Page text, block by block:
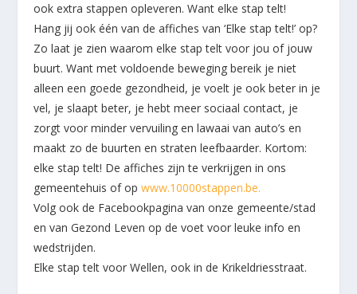
ook extra stappen opleveren. Want elke stap telt!
Hang jij ook één van de affiches van ‘Elke stap telt!’ op?
Zo laat je zien waarom elke stap telt voor jou of jouw
buurt. Want met voldoende beweging bereik je niet
alleen een goede gezondheid, je voelt je ook beter in je
vel, je slaapt beter, je hebt meer sociaal contact, je
zorgt voor minder vervuiling en lawaai van auto’s en
maakt zo de buurten en straten leefbaarder. Kortom:
elke stap telt! De affiches zijn te verkrijgen in ons
gemeentehuis of opwww.10000stappen.be.
Volg ook de Facebookpagina van onze gemeente/stad
en van Gezond Leven op de voet voor leuke info en
wedstrijden.
Elke stap telt voor Wellen, ook in de Krikeldriesstraat.